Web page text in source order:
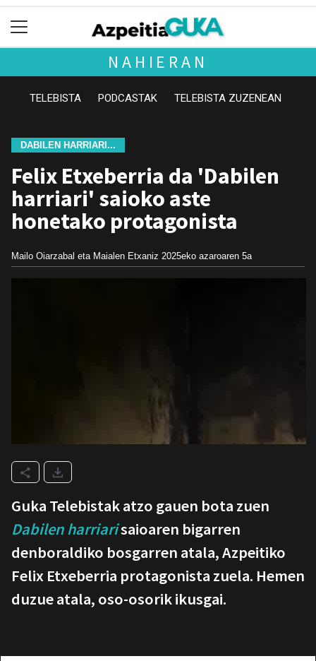
NAHIERAN
TELEBISTA PODCASTAK TELEBISTA ZUZENEAN
DABILEN HARRIARI...
Felix Etxeberria da 'Dabilen
harriari' saioko aste
honetako protagonista
Mailo Oiarzabal eta Maialen Etxaniz 2025eko azaroaren 5a
Guka Telebistak atzo gauen bota zuen
Dabilen harriarisaioaren bigarren
denboraldiko bosgarren atala, Azpeitiko
Felix Etxeberria protagonista zuela. Hemen
duzue atala, oso-osorik ikusgai.